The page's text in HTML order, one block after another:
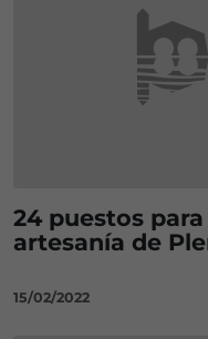
24 puestos
artesanía de
15/02/2022